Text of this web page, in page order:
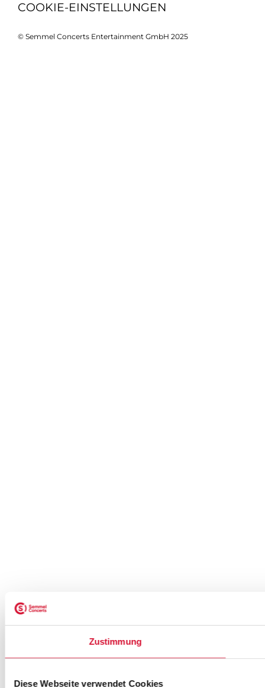
Zustimmung
Diese Webseite verwendet Cookies
COOKIE-EINSTELLUNGEN
© Semmel Concerts Entertainment GmbH 2025